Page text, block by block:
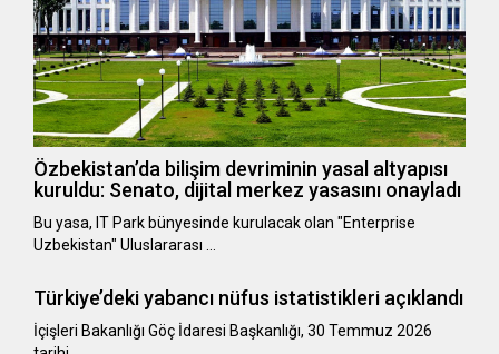
Özbekistan’da bilişim devriminin yasal altyapısı
kuruldu: Senato, dijital merkez yasasını onayladı
Bu yasa, IT Park bünyesinde kurulacak olan "Enterprise
Uzbekistan" Uluslararası …
Türkiye’deki yabancı nüfus istatistikleri açıklandı
​​​​​​​İçişleri Bakanlığı Göç İdaresi Başkanlığı, 30 Temmuz 2026